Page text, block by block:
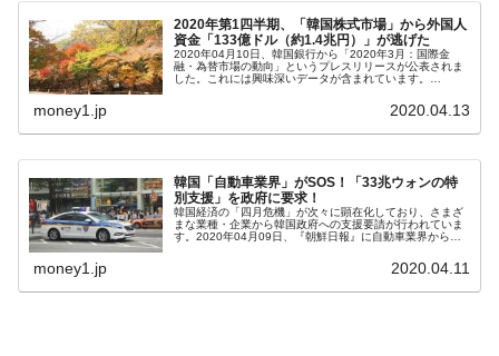
『Money1』
【対日本円】ウォン安が急進！ 日米の協調
に韓国がいっちょがみしたのでは。
『Money1』
韓国政府『BYD』車への補助金を全廃 ⇒ 実
は韓国で『BYD』車は売れている。6カ月で対前年同期比
『Money1』
在韓米国大使スティールが着韓！⇒ さっそ
く空港に詰めかけ「出て行け！」「極右勢力」のプラカー
ドを掲げる「在韓反米勢力」
『Money1』
韓国政府「2035年までに18.4GW規模のAIデ
ータセンター整備」⇒ だから無理だってば。
2020年第1四半期、「韓国株式市場」から外国人
資金「133億ドル（約1.4兆円）」が逃げた
2020年04月10日、韓国銀行から「2020年3月：国際金
融・為替市場の動向」というプレスリリースが公表されま
した。これには興味深いデータが含まれています。
money1.jp 2020.04.13
韓国「自動車業界」がSOS！「33兆ウォンの特
別支援」を政府に要求！
韓国経済の「四月危機」が次々に顕在化しており、さまざ
まな業種・企業から韓国政府への支援要請が行われていま
す。2020年04月09日、『朝鮮日報』に自動車業界から政
money1.jp 2020.04.11